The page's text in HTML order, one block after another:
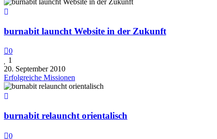
burnabit launcht Website in der Zukunft
0
1
20. September 2010
Erfolgreiche Missionen
burnabit relauncht orientalisch
0